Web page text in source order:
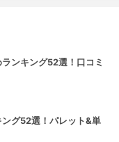
ンキング52選！口コミ
グ52選！パレット&単